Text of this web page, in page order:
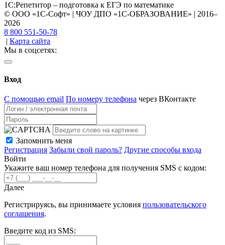
1С:Репетитор – подготовка к ЕГЭ по математике
© ООО «1С-Софт» | ЧОУ ДПО «1С-ОБРАЗОВАНИЕ» | 2016–
2026
8 800 551-50-78
| Карта сайта
Мы в соцсетях:
Вход
С помощью email По номеру телефона через ВКонтакте
Запомнить меня
Регистрация Забыли свой пароль? Другие способы входа
Войти
Укажите ваш номер телефона для получения SMS с кодом:
Далее
Регистрируясь, вы принимаете условия пользовательского
соглашения.
Введите код из SMS: